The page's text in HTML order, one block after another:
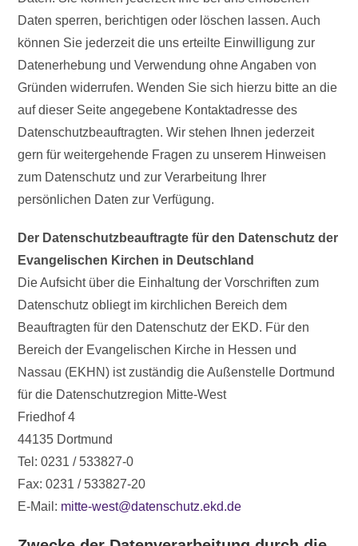
Daten sperren, berichtigen oder löschen lassen. Auch
können Sie jederzeit die uns erteilte Einwilligung zur
Datenerhebung und Verwendung ohne Angaben von
Gründen widerrufen. Wenden Sie sich hierzu bitte an die
auf dieser Seite angegebene Kontaktadresse des
Datenschutzbeauftragten. Wir stehen Ihnen jederzeit
gern für weitergehende Fragen zu unserem Hinweisen
zum Datenschutz und zur Verarbeitung Ihrer
persönlichen Daten zur Verfügung.
Der Datenschutzbeauftragte für den Datenschutz der
Evangelischen Kirchen in Deutschland
Die Aufsicht über die Einhaltung der Vorschriften zum
Datenschutz obliegt im kirchlichen Bereich dem
Beauftragten für den Datenschutz der EKD. Für den
Bereich der Evangelischen Kirche in Hessen und
Nassau (EKHN) ist zuständig die Außenstelle Dortmund
für die Datenschutzregion Mitte-West
Friedhof 4
44135 Dortmund
Tel: 0231 / 533827-0
Fax: 0231 / 533827-20
E-Mail: mitte-west@datenschutz.ekd.de